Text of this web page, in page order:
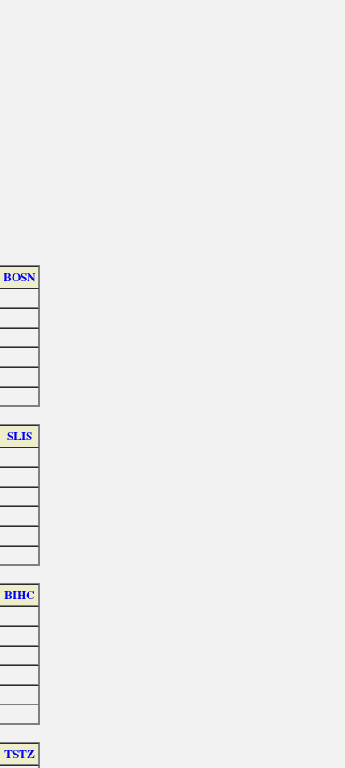
BOSN
SLIS
BIHC
TSTZ